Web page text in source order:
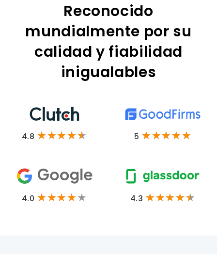
Reconocido
mundialmente por su
calidad y fiabilidad
inigualables
4.8 5
4.0 4.3